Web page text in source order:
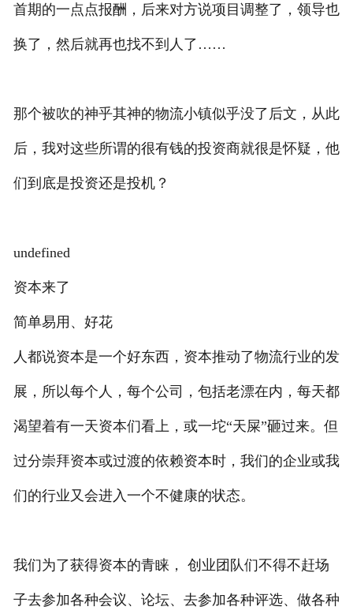
首期的一点点报酬，后来对方说项目调整了，领导也
换了，然后就再也找不到人了……
那个被吹的神乎其神的物流小镇似乎没了后文，从此
后，我对这些所谓的很有钱的投资商就很是怀疑，他
们到底是投资还是投机？
undefined
资本来了
简单易用、好花
人都说资本是一个好东西，资本推动了物流行业的发
展，所以每个人，每个公司，包括老漂在内，每天都
渴望着有一天资本们看上，或一坨“天屎”砸过来。但
过分崇拜资本或过渡的依赖资本时，我们的企业或我
们的行业又会进入一个不健康的状态。
我们为了获得资本的青睐， 创业团队们不得不赶场
子去参加各种会议、论坛、去参加各种评选、做各种